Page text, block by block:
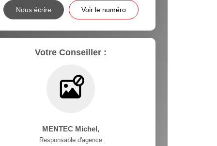
Nous écrire Voir le numéro
Votre Conseiller :
MENTEC Michel,
Responsable d'agence